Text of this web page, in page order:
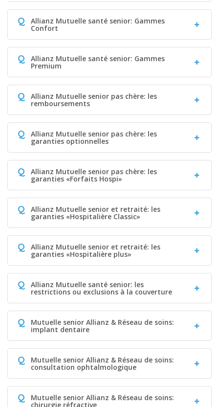
Q Allianz Mutuelle santé senior: Gammes
Confort
Q Allianz Mutuelle santé senior: Gammes
Premium
Q Allianz Mutuelle senior pas chère: les
remboursements
Q Allianz Mutuelle senior pas chère: les
garanties optionnelles
Q Allianz Mutuelle senior pas chère: les
garanties «Forfaits Hospi»
Q Allianz Mutuelle senior et retraité: les
garanties «Hospitalière Classic»
Q Allianz Mutuelle senior et retraité: les
garanties «Hospitalière plus»
Q Allianz Mutuelle santé senior: les
restrictions ou exclusions à la couverture
Q Mutuelle senior Allianz & Réseau de soins:
implant dentaire
Q Mutuelle senior Allianz & Réseau de soins:
consultation ophtalmologique
Q Mutuelle senior Allianz & Réseau de soins:
chirurgie réfractive